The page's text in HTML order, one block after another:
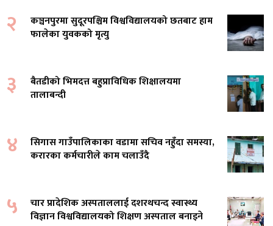
२
कञ्चनपुरमा सुदूरपश्चिम विश्वविद्यालयको छतबाट हाम
फालेका युवकको मृत्यु
३
बैतडीको भिमदत्त बहुप्राविधिक शिक्षालयमा
तालाबन्दी
४
सिगास गाउँपालिकाका वडामा सचिव नहुँदा समस्या,
करारका कर्मचारीले काम चलाउँदै
५
चार प्रादेशिक अस्पताललाई दशरथचन्द स्वास्थ्य
विज्ञान विश्वविद्यालयको शिक्षण अस्पताल बनाइने